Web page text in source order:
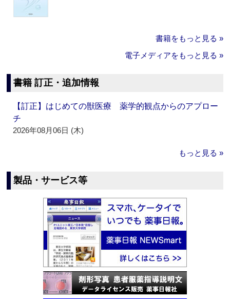
書籍をもっと見る »
電子メディアをもっと見る »
書籍 訂正・追加情報
【訂正】はじめての獣医療 薬学的観点からのアプロー
チ
2026年08月06日 (木)
もっと見る »
製品・サービス等